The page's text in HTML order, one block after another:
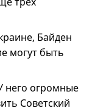
Байден
могут быть
него огромные
Советский